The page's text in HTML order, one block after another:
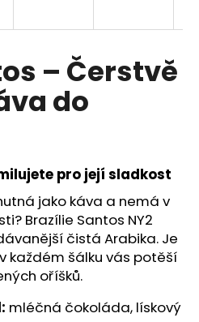
– Čerstvě
do
pro její sladkost
jako káva a nemá v
Brazílie Santos NY2
čistá Arabika. Je
každém šálku vás potěší
oříšků.
mléčná čokoláda, lískový